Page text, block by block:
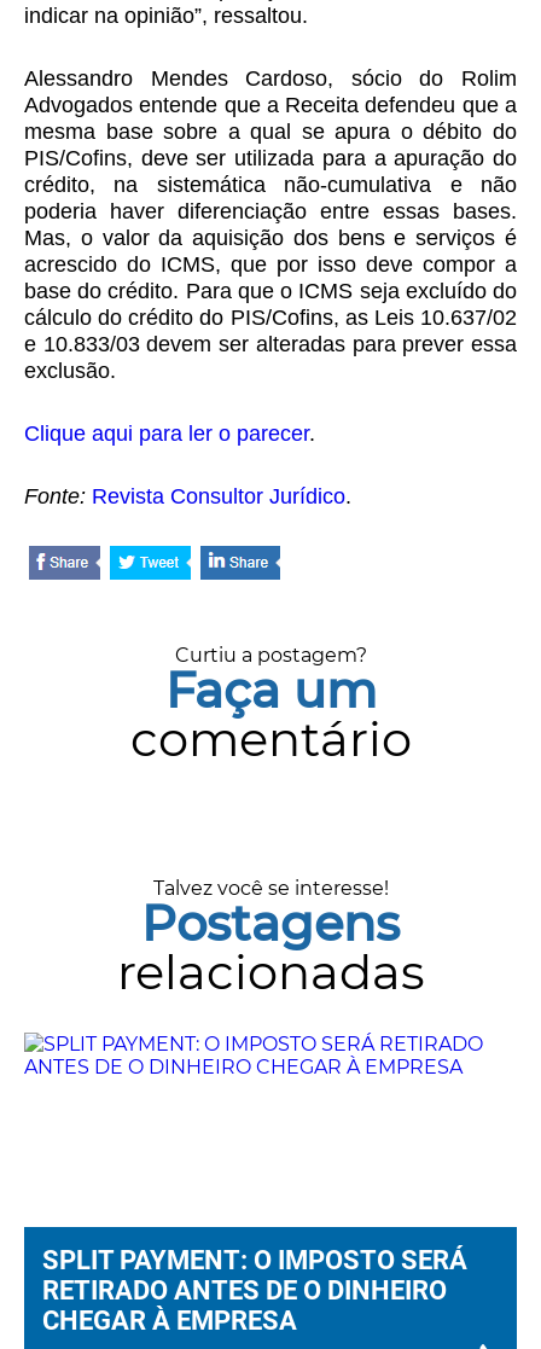
indicar na opinião”, ressaltou.
Alessandro Mendes Cardoso, sócio do Rolim
Advogados entende que a Receita defendeu que a
mesma base sobre a qual se apura o débito do
PIS/Cofins, deve ser utilizada para a apuração do
crédito, na sistemática não-cumulativa e não
poderia haver diferenciação entre essas bases.
Mas, o valor da aquisição dos bens e serviços é
acrescido do ICMS, que por isso deve compor a
base do crédito. Para que o ICMS seja excluído do
cálculo do crédito do PIS/Cofins, as Leis 10.637/02
e 10.833/03 devem ser alteradas para prever essa
exclusão.
Clique aqui para ler o parecer.
Fonte: Revista Consultor Jurídico.
Curtiu a postagem?
Faça um
comentário
Talvez você se interesse!
Postagens
relacionadas
SPLIT PAYMENT: O IMPOSTO SERÁ
RETIRADO ANTES DE O DINHEIRO
CHEGAR À EMPRESA